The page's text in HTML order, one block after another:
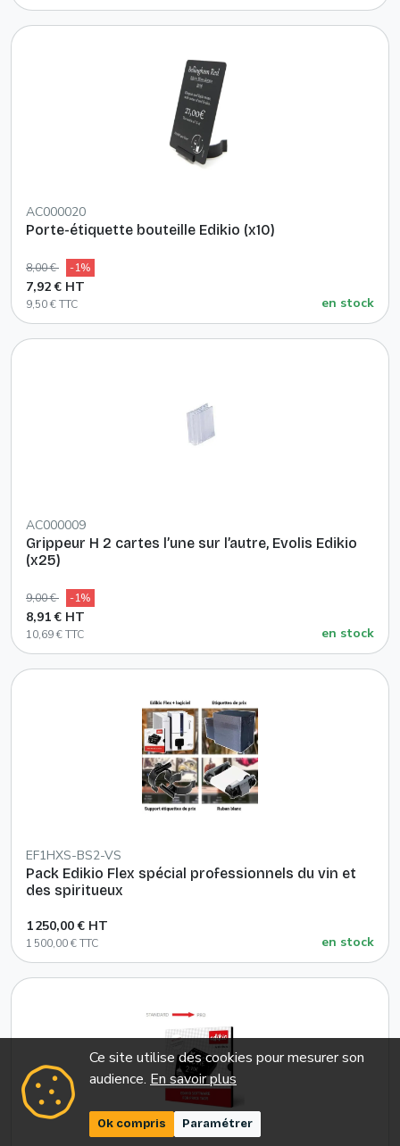
AC000020
Porte-étiquette bouteille Edikio (x10)
8,00 € -1%
7,92 € HT
9,50 € TTC en stock
AC000009
Grippeur H 2 cartes l’une sur l’autre, Evolis Edikio
(x25)
9,00 € -1%
8,91 € HT
10,69 € TTC en stock
EF1HXS-BS2-VS
Pack Edikio Flex spécial professionnels du vin et
des spiritueux
1 250,00 € HT
1 500,00 € TTC en stock
Ce site utilise des cookies pour mesurer son
audience. En savoir plus
Ok compris Paramétrer